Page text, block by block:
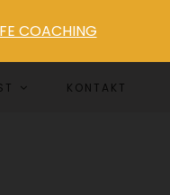
KONTAKT
COACHING